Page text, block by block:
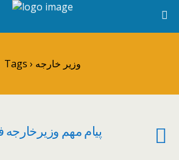
Tags › وزیر خارجه
پیام مهم وزیرخارجه